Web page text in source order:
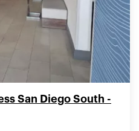
San Diego South -